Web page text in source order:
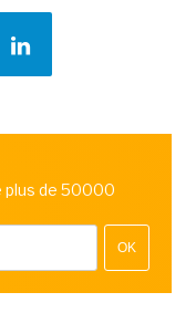
plus de 50000
OK